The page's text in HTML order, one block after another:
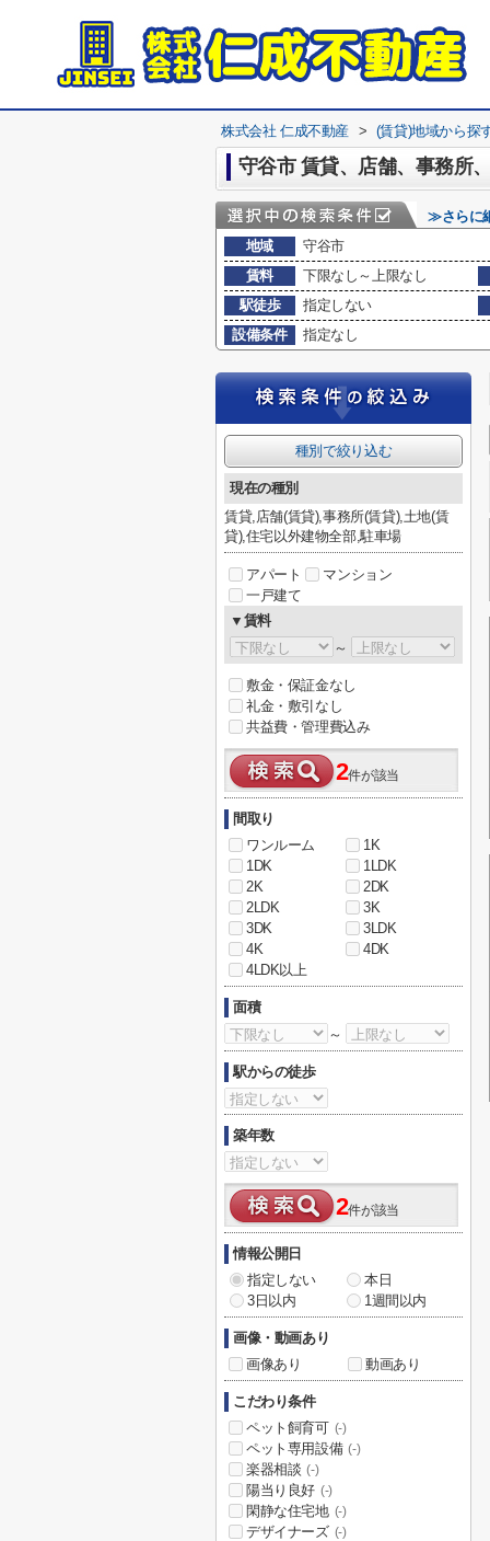
株式会社 仁成不動産 > (賃貸)地域から探
守谷市 賃貸、店舗、事務所
≫さらに
地域
守谷市
賃料
下限なし～上限なし
駅徒歩
指定しない
設備条件
指定なし
種別で絞り込む
現在の種別
賃貸,店舗(賃貸),事務所(賃貸),土地(賃
貸),住宅以外建物全部,駐車場
アパート
マンション
一戸建て
▼賃料
～
敷金・保証金なし
礼金・敷引なし
共益費・管理費込み
2件が該当
間取り
ワンルーム
1K
1DK
1LDK
2K
2DK
2LDK
3K
3DK
3LDK
4K
4DK
4LDK以上
面積
～
駅からの徒歩
築年数
2件が該当
情報公開日
指定しない
本日
3日以内
1週間以内
画像・動画あり
画像あり
動画あり
こだわり条件
ペット飼育可 (-)
ペット専用設備 (-)
楽器相談 (-)
陽当り良好 (-)
閑静な住宅地 (-)
デザイナーズ (-)